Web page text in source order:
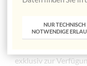
Alles an einem
exklusiv zur
NUR TECHNISCH
NOTWENDIGE